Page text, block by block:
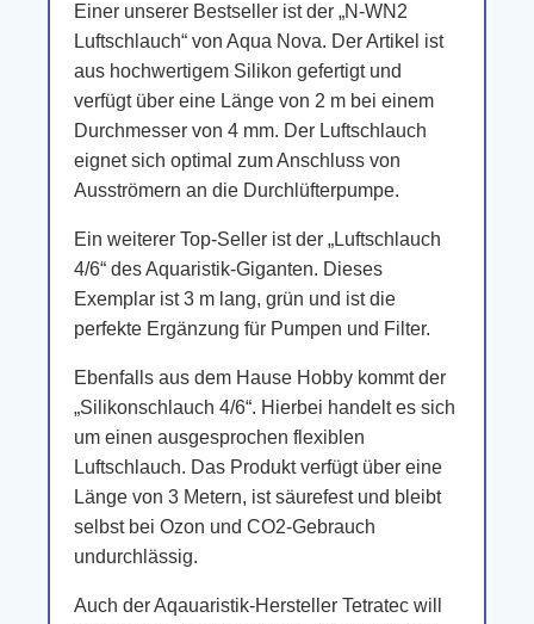
Einer unserer Bestseller ist der „N-WN2
Luftschlauch“ von Aqua Nova. Der Artikel ist
aus hochwertigem Silikon gefertigt und
verfügt über eine Länge von 2 m bei einem
Durchmesser von 4 mm. Der Luftschlauch
eignet sich optimal zum Anschluss von
Ausströmern an die Durchlüfterpumpe.
Ein weiterer Top-Seller ist der „Luftschlauch
4/6“ des Aquaristik-Giganten. Dieses
Exemplar ist 3 m lang, grün und ist die
perfekte Ergänzung für Pumpen und Filter.
Ebenfalls aus dem Hause Hobby kommt der
„Silikonschlauch 4/6“. Hierbei handelt es sich
um einen ausgesprochen flexiblen
Luftschlauch. Das Produkt verfügt über eine
Länge von 3 Metern, ist säurefest und bleibt
selbst bei Ozon und CO2-Gebrauch
undurchlässig.
Auch der Aqauaristik-Hersteller Tetratec will